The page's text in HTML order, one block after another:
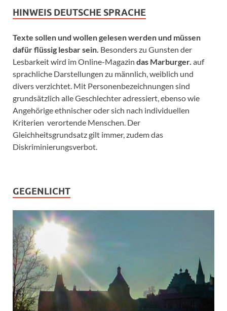
HINWEIS DEUTSCHE SPRACHE
Texte sollen und wollen gelesen werden und müssen
dafür flüssig lesbar sein. Besonders zu Gunsten der
Lesbarkeit wird im Online-Magazin das Marburger. auf
sprachliche Darstellungen zu männlich, weiblich und
divers verzichtet. Mit Personenbezeichnungen sind
grundsätzlich alle Geschlechter adressiert, ebenso wie
Angehörige ethnischer oder sich nach individuellen
Kriterien verortende Menschen. Der
Gleichheitsgrundsatz gilt immer, zudem das
Diskriminierungsverbot.
GEGENLICHT